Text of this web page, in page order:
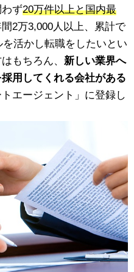
ず20万件以上と国内最
2万3,000人以上、累計で
活かし転職をしたいとい
もちろん、 新しい業界へ
採用してくれる会社がある
エージェント」に登録し